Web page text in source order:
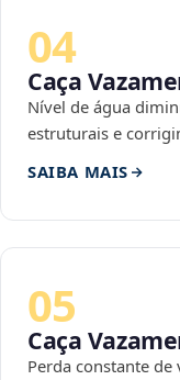
04
Caça
Nível de água
estruturais e
SAIBA MAIS
05
Caça
Perda constante